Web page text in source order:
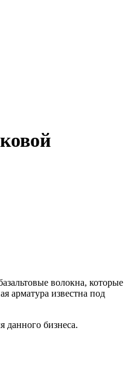
волокна, которые
арматура известна под
данного бизнеса.